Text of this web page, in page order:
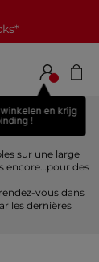
en krijg
!
!
Morgan
sur une large
encore…pour des
vous dans
les dernières